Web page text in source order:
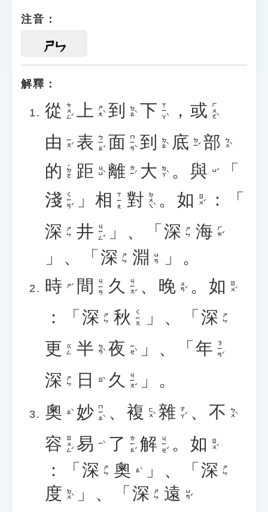
注音：
ㄕㄣ
解釋：
從 ㄘㄨㄥˊ 上 ㄕㄤˋ 到 ㄉㄠˋ 下 ㄒㄧㄚˋ ， 或 ㄏㄨㄛˋ
由 ㄧㄡˊ 表 ㄅㄧㄠˇ 面 ㄇㄧㄢˋ 到 ㄉㄠˋ 底 ㄉㄧˇ 部 ㄅㄨˋ
的 ˙ㄉㄜ 距 ㄐㄩˋ 離 ㄌㄧˊ 大 ㄉㄚˋ 。 與 ㄩˇ
「
淺 ㄑㄧㄢˇ 」 相 ㄒㄧㄤ 對 ㄉㄨㄟˋ 。 如 ㄖㄨˊ
：「
深 ㄕㄣ 井 ㄐㄧㄥˇ 」、「 深 ㄕㄣ 海 ㄏㄞˇ
」、「 深 ㄕㄣ 淵 ㄩㄢ
」。
時
ㄕˊ 間 ㄐㄧㄢ 久 ㄐㄧㄡˇ 、 晚 ㄨㄢˇ 。 如 ㄖㄨˊ
：「 深 ㄕㄣ 秋 ㄑㄧㄡ 」、「 深 ㄕㄣ
更 ㄍㄥ 半 ㄅㄢˋ 夜 ㄧㄝˋ 」、「 年 ㄋㄧㄢˊ
深 ㄕㄣ 日 ㄖˋ 久 ㄐㄧㄡˇ
」。
奧
ㄠˋ 妙 ㄇㄧㄠˋ 、 複 ㄈㄨˋ 雜 ㄗㄚˊ 、 不 ㄅㄨˋ
容 ㄖㄨㄥˊ 易 ㄧˋ 了 ㄌㄧㄠˇ 解 ㄐㄧㄝˇ 。 如 ㄖㄨˊ
：「 深 ㄕㄣ 奧 ㄠˋ 」、「 深 ㄕㄣ
度 ㄉㄨˋ 」、「 深 ㄕㄣ 遠 ㄩㄢˇ